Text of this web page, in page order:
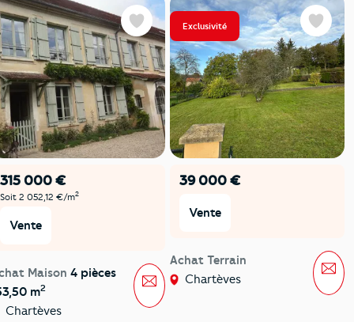
315 000 €
Soit 2 052,12 €/m2
Vente
Maison 4 pièces
m2
Chartèves
Favoris
Message
Exclusivité
39 000 €
Vente
Achat Terrain
Chartèves
Favoris